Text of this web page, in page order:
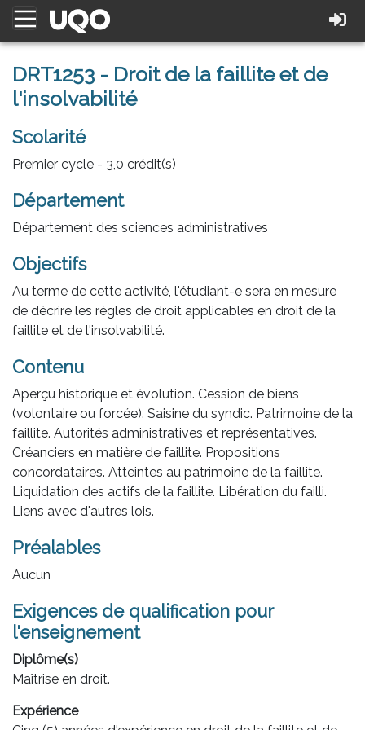
DRT1253 - Droit de la faillite et de
l'insolvabilité
Scolarité
Premier cycle - 3,0 crédit(s)
Département
Département des sciences administratives
Objectifs
Au terme de cette activité, l'étudiant-e sera en mesure
de décrire les règles de droit applicables en droit de la
faillite et de l'insolvabilité.
Contenu
Aperçu historique et évolution. Cession de biens
(volontaire ou forcée). Saisine du syndic. Patrimoine de la
faillite. Autorités administratives et représentatives.
Créanciers en matière de faillite. Propositions
concordataires. Atteintes au patrimoine de la faillite.
Liquidation des actifs de la faillite. Libération du failli.
Liens avec d'autres lois.
Préalables
Aucun
Exigences de qualification pour
l'enseignement
Diplôme(s)
Maîtrise en droit.
Expérience